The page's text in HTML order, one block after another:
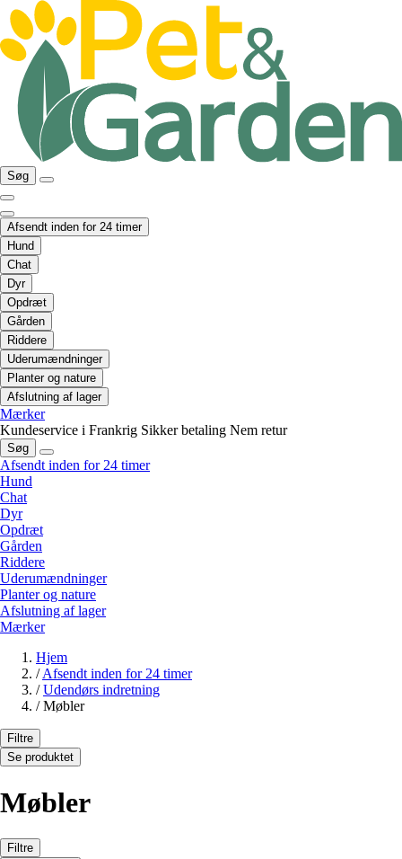
Søg
Afsendt inden for 24 timer
Hund
Chat
Dyr
Opdræt
Gården
Riddere
Uderumændninger
Planter og nature
Afslutning af lager
Mærker
Kundeservice i Frankrig Sikker betaling Nem retur
Søg
Afsendt inden for 24 timer
Hund
Chat
Dyr
Opdræt
Gården
Riddere
Uderumændninger
Planter og nature
Afslutning af lager
Mærker
Hjem
/ Afsendt inden for 24 timer
/ Udendørs indretning
/ Møbler
Filtre
Se produktet
Møbler
Filtre